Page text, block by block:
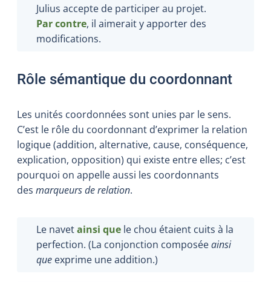
Julius accepte de participer au projet.
Par contre, il aimerait y apporter des
modifications.
Rôle sémantique du coordonnant
Les unités coordonnées sont unies par le sens.
C’est le rôle du coordonnant d’exprimer la relation
logique (addition, alternative, cause, conséquence,
explication, opposition) qui existe entre elles; c’est
pourquoi on appelle aussi les coordonnants
des marqueurs de relation.
Le navetainsi que le chou étaient cuits à la
perfection. (La conjonction composéeainsi
que exprime une addition.)